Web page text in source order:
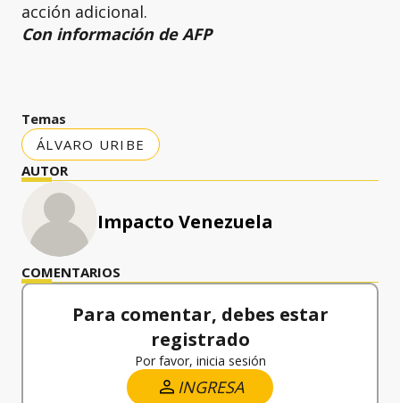
acción adicional.
Con información de AFP
Temas
ÁLVARO URIBE
AUTOR
Impacto Venezuela
COMENTARIOS
Para comentar, debes estar
registrado
Por favor, inicia sesión
INGRESA